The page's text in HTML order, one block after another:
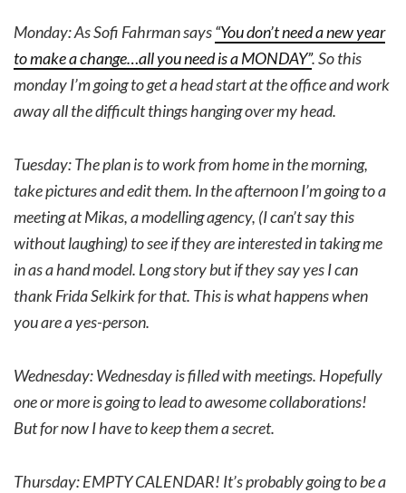
Monday: As Sofi Fahrman says“You don’t need a new year
to make a change…all you need is a MONDAY”. So this
monday I’m going to get a head start at the office and work
away all the difficult things hanging over my head.
Tuesday: The plan is to work from home in the morning,
take pictures and edit them. In the afternoon I’m going to a
meeting at Mikas, a modelling agency, (I can’t say this
without laughing) to see if they are interested in taking me
in as a hand model. Long story but if they say yes I can
thank Frida Selkirk for that. This is what happens when
you are a yes-person.
Wednesday: Wednesday is filled with meetings. Hopefully
one or more is going to lead to awesome collaborations!
But for now I have to keep them a secret.
Thursday: EMPTY CALENDAR! It’s probably going to be a